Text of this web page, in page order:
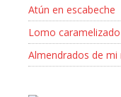
Atún en escabeche
Lomo
Almendrados de mi